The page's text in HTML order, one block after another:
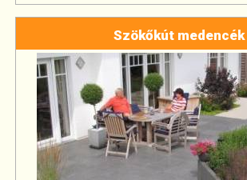
Szökőkút medencék